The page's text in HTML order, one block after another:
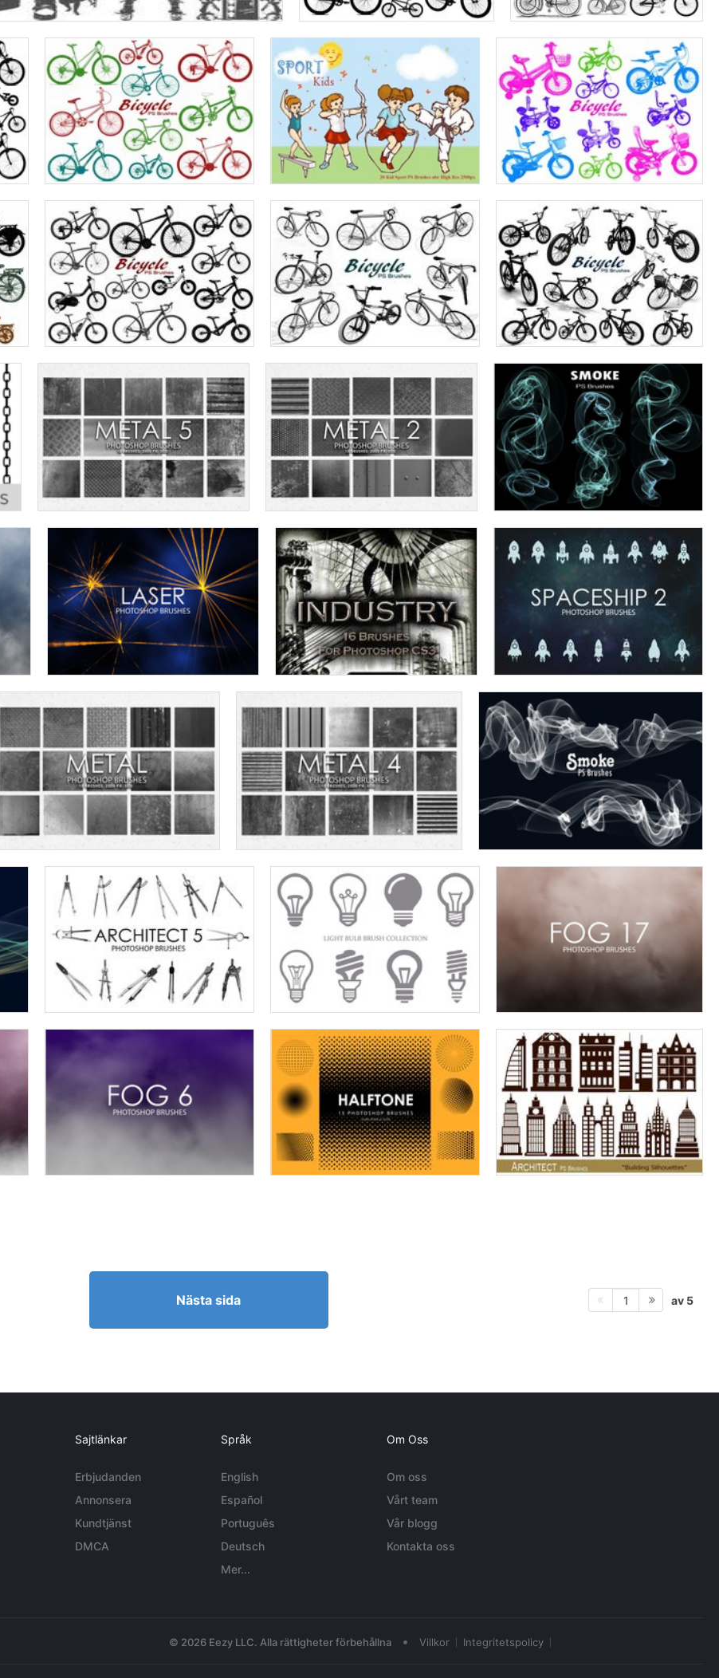
Nästa sida 1 av 5
Sajtlänkar
Erbjudanden
Annonsera
Kundtjänst
DMCA
Språk
English
Español
Português
Deutsch
Mer...
Om Oss
Om oss
Vårt team
Vår blogg
Kontakta oss
© 2026 Eezy LLC. Alla rättigheter förbehållna • Villkor Integritetspolicy